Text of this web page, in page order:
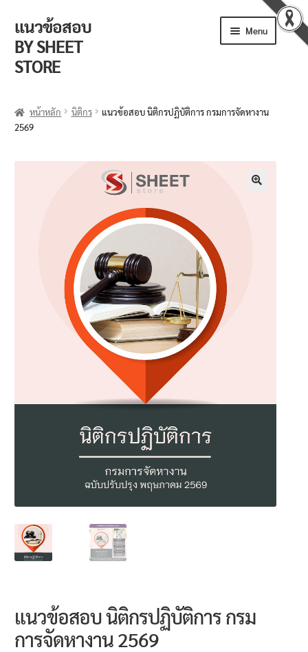
แนวข้อสอบ
BY SHEET
STORE
Menu
ตะกร้าสินค้า
วิธีการสั่งซื้อ
รีวิวจากลูกค้า
ติดตามพัสดุ
ข่าวเปิดสอบงานราชการ
นโยบายคืนสินค้าและการจัดส่ง​
หน้าหลัก นิติกร
แนวข้อสอบ นิติกรปฏิบัติการ กรมการจัดหางาน
2569
แนวข้อสอบ นิติกรปฏิบัติการ กรม
การจัดหางาน 2569